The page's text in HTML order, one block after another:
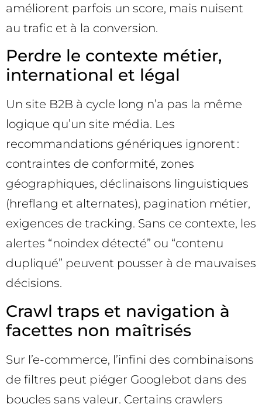
améliorent parfois un score, mais nuisent
au trafic et à la conversion.
Perdre le contexte métier,
international et légal
Un site B2B à cycle long n’a pas la même
logique qu’un site média. Les
recommandations génériques ignorent :
contraintes de conformité, zones
géographiques, déclinaisons linguistiques
(hreflang et alternates), pagination métier,
exigences de tracking. Sans ce contexte, les
alertes “noindex détecté” ou “contenu
dupliqué” peuvent pousser à de mauvaises
décisions.
Crawl traps et navigation à
facettes non maîtrisés
Sur l’e-commerce, l’infini des combinaisons
de filtres peut piéger Googlebot dans des
boucles sans valeur. Certains crawlers